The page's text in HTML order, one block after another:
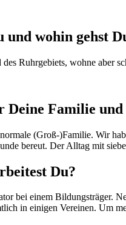
und wohin gehst
Ruhrgebiets, wohne aber
Deine Familie
(Groß-)Familie. Wir
bereut. Der Alltag mit
Du?
bei einem Bildungsträger.
in einigen Vereinen. Um